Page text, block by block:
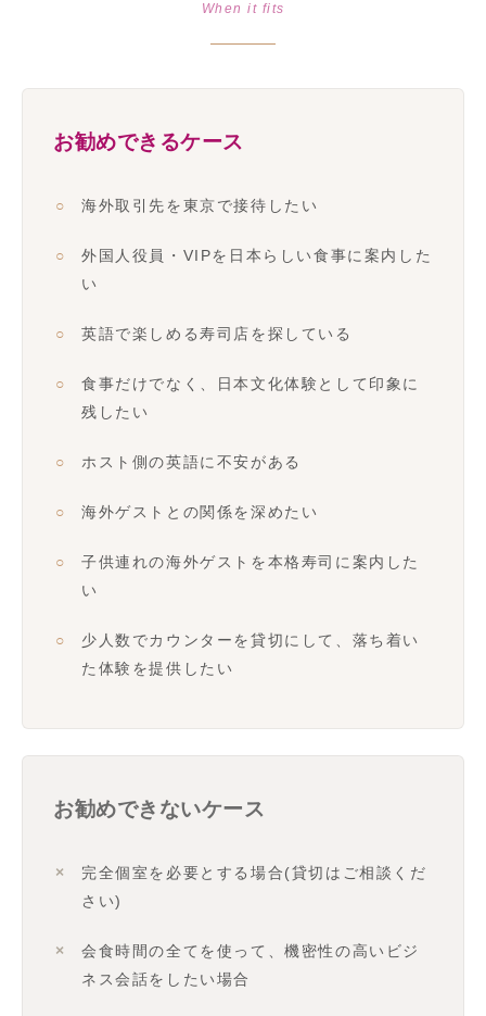
When it fits
お勧めできるケース
海外取引先を東京で接待したい
外国人役員・VIPを日本らしい食事に案内した
い
英語で楽しめる寿司店を探している
食事だけでなく、日本文化体験として印象に
残したい
ホスト側の英語に不安がある
海外ゲストとの関係を深めたい
子供連れの海外ゲストを本格寿司に案内した
い
少人数でカウンターを貸切にして、落ち着い
た体験を提供したい
お勧めできないケース
完全個室を必要とする場合(貸切はご相談くだ
さい)
会食時間の全てを使って、機密性の高いビジ
ネス会話をしたい場合